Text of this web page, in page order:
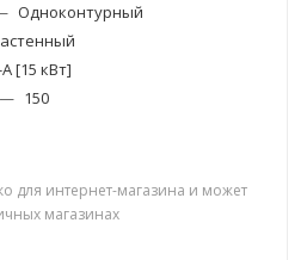
Одноконтурный
[15 кВт]
— 150
для интернет-магазина и может
магазинах